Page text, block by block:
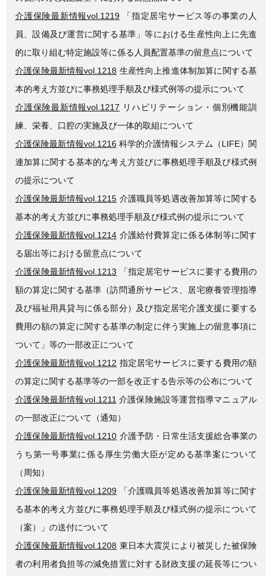
介護保険最新情報vol.1219 「指定居宅サービス等の事業の人
員、設備及び運営に関する基準」等における生産性向上に先進
的に取り組む特定施設等に係る人員配置基準の留意点について
介護保険最新情報vol.1218 生産性向上推進体制加算に関する基
本的考え方並びに事務処理手順及び様式例等の提示について
介護保険最新情報vol.1217 リハビリテーション・個別機能訓
練、栄養、口腔の実施及び一体的取組について
介護保険最新情報vol.1216 科学的介護情報システム（LIFE）関
連加算に関する基本的な考え方並びに事務処理手順及び様式例
の提示について
介護保険最新情報vol.1215 介護職員等処遇改善加算等に関する
基本的考え方並びに事務処理手順及び様式例の提示について
介護保険最新情報vol.1214 介護給付費算定に係る体制等に関す
る届出等における留意点について
介護保険最新情報vol.1213 「指定居宅サービスに要する費用の
額の算定に関する基準（訪問通所サービス、居宅療養管理指導
及び福祉用具貸与に係る部分）及び指定居宅介護支援に要する
費用の額の算定に関する基準の制定に伴う実施上の留意事項に
ついて」等の一部改正について
介護保険最新情報vol.1212 指定居宅サービスに要する費用の額
の算定に関する基準等の一部を改正する告示等の公布について
介護保険最新情報vol.1211 介護保険施設等運営指導マニュアル
の一部改正について（通知）
介護保険最新情報vol.1210 介護予防・日常生活支援総合事業の
うち第一号事業に係る厚生労働大臣が定める基準案について
（周知）
介護保険最新情報vol.1209 「介護職員等処遇改善加算等に関す
る基本的考え方並びに事務処理手順及び様式例の提示について
（案）」の送付について
介護保険最新情報vol.1208 東日本大震災により被災した被保険
者の利用者負担等の減免措置に対する財政支援の延長等につい